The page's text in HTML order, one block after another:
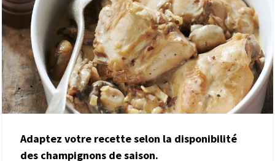
Adaptez votre recette selon la disponibilité
des champignons de saison.